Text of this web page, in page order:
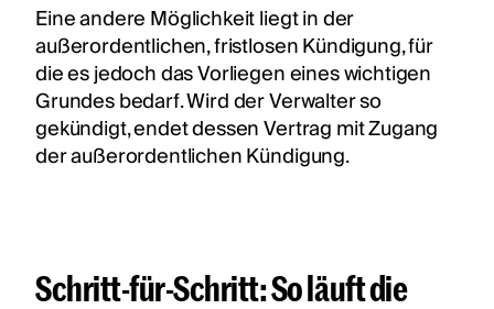
Eine andere Möglichkeit liegt in der
außerordentlichen, fristlosen Kündigung, für
die es jedoch das Vorliegen eines wichtigen
Grundes bedarf. Wird der Verwalter so
gekündigt, endet dessen Vertrag mit Zugang
der außerordentlichen Kündigung.
Schritt-für-Schritt: So läuft die